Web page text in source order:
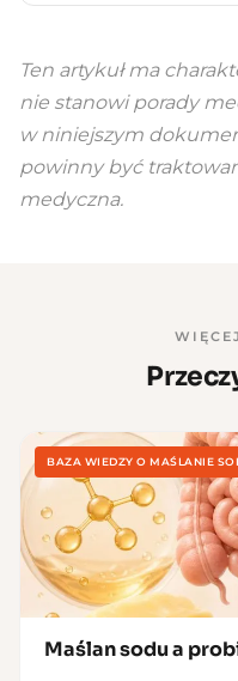
Ten artykuł ma
nie stanowi porady
w niniejszym
powinny być
medyczna.
BAZA WIEDZY O MAŚLANIE
Maślan sodu a